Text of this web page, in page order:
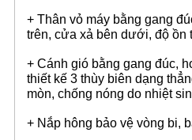
+ Thân vỏ máy bằng gang
trên, cửa xả bên dưới, độ ồn
+ Cánh gió bằng gang đúc,
thiết kế 3 thùy biên dạng
mòn, chống nóng do nhiệt
+ Nắp hông bảo vệ vòng bi,